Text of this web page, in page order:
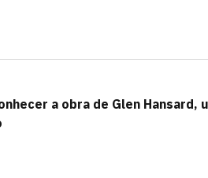
a obra de Glen Hansard,